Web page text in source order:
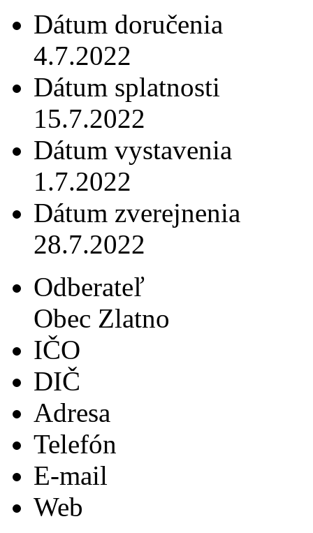
Dátum doručenia
4.7.2022
Dátum splatnosti
15.7.2022
Dátum vystavenia
1.7.2022
Dátum zverejnenia
28.7.2022
Odberateľ
Obec Zlatno
IČO
DIČ
Adresa
Telefón
E-mail
Web